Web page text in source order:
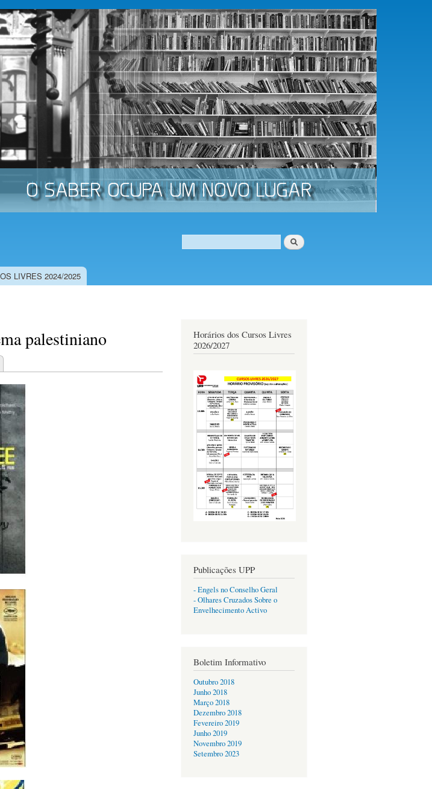
o
Formulário de procura
Procurar
LIVRES 2024/2025
palestiniano
Horários dos Cursos Livres
2026/2027
Publicações UPP
- Engels no Conselho Geral
- Olhares Cruzados Sobre o
Envelhecimento Activo
Boletim Informativo
Outubro 2018
Junho 2018
Março 2018
Dezembro 2018
Fevereiro 2019
Junho 2019
Novembro 2019
Setembro 2023